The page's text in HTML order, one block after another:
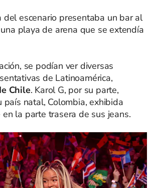
del escenario presentaba un bar al
playa de arena que se extendía
se podían ver diversas
de Latinoamérica,
Chile. Karol G, por su parte,
natal, Colombia, exhibida
la parte trasera de sus jeans.